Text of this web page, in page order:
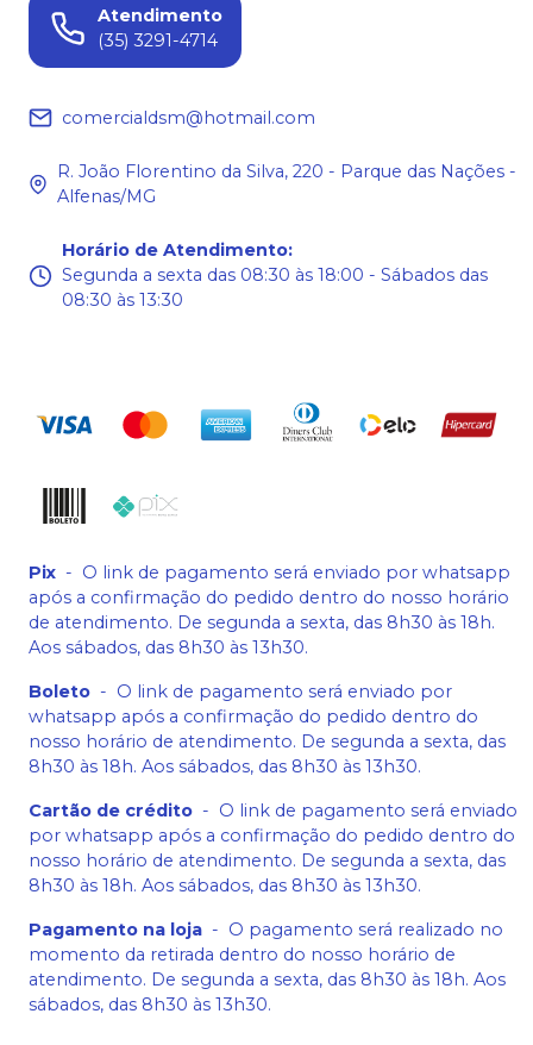
Atendimento
(35) 3291-4714
comercialdsm@hotmail.com
R. João Florentino da Silva, 220 - Parque das Nações -
Alfenas/MG
Horário de Atendimento:
Segunda a sexta das 08:30 às 18:00 - Sábados das
08:30 às 13:30
Pix - O link de pagamento será enviado por whatsapp
após a confirmação do pedido dentro do nosso horário
de atendimento. De segunda a sexta, das 8h30 às 18h.
Aos sábados, das 8h30 às 13h30.
Boleto - O link de pagamento será enviado por
whatsapp após a confirmação do pedido dentro do
nosso horário de atendimento. De segunda a sexta, das
8h30 às 18h. Aos sábados, das 8h30 às 13h30.
Cartão de crédito - O link de pagamento será enviado
por whatsapp após a confirmação do pedido dentro do
nosso horário de atendimento. De segunda a sexta, das
8h30 às 18h. Aos sábados, das 8h30 às 13h30.
Pagamento na loja - O pagamento será realizado no
momento da retirada dentro do nosso horário de
atendimento. De segunda a sexta, das 8h30 às 18h. Aos
sábados, das 8h30 às 13h30.